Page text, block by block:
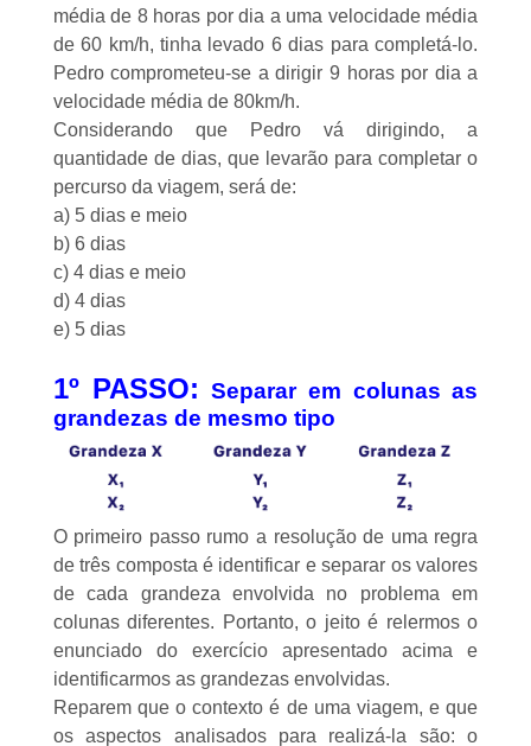
média de 8 horas por dia a uma velocidade média
de 60 km/h, tinha levado 6 dias para completá-lo.
Pedro comprometeu-se a dirigir 9 horas por dia a
velocidade média de 80km/h.
Considerando que Pedro vá dirigindo, a
quantidade de dias, que levarão para completar o
percurso da viagem, será de:
a) 5 dias e meio
b) 6 dias
c) 4 dias e meio
d) 4 dias
e) 5 dias
1º PASSO: Separar em colunas as
grandezas de mesmo tipo
O primeiro passo rumo a resolução de uma regra
de três composta é identificar e separar os valores
de cada grandeza envolvida no problema em
colunas diferentes. Portanto, o jeito é relermos o
enunciado do exercício apresentado acima e
identificarmos as grandezas envolvidas.
Reparem que o contexto é de uma viagem, e que
os aspectos analisados para realizá-la são: o